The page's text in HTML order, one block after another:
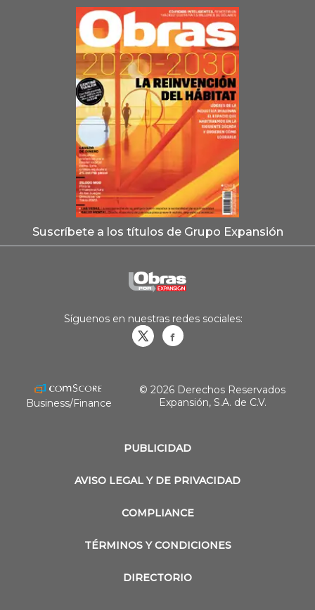
Suscríbete a los títulos de Grupo Expansión
PUBLICIDAD
AVISO LEGAL Y DE PRIVACIDAD
COMPLIANCE
TÉRMINOS Y CONDICIONES
DIRECTORIO
Síguenos en nuestras redes sociales:
Business/Finance
© 2026 Derechos Reservados
Expansión, S.A. de C.V.